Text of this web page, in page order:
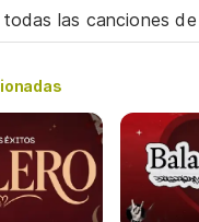
todas las canciones